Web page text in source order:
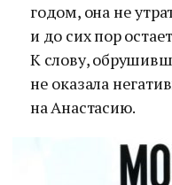
годом, она не
и до сих пор
К слову,
не оказала
на Анастасию.